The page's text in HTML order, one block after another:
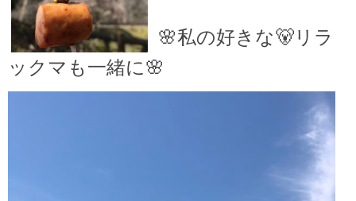
🌸私の好きな🐻リラ
ックマも一緒に🌸